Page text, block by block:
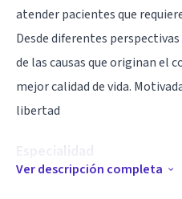
atender pacientes que
Desde diferentes
de las causas que originan el
mejor calidad de vida.
libertad
Especialidad
Para mi es de gran valor,
Ver descripción completa